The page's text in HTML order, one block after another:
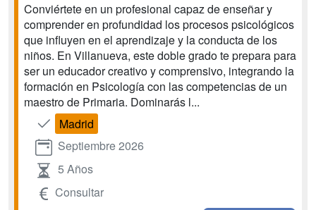
Conviértete en un profesional capaz de enseñar y
comprender en profundidad los procesos psicológicos
que influyen en el aprendizaje y la conducta de los
niños. En Villanueva, este doble grado te prepara para
ser un educador creativo y comprensivo, integrando la
formación en Psicología con las competencias de un
maestro de Primaria. Dominarás l...
Madrid
Septiembre 2026
5 Años
Consultar